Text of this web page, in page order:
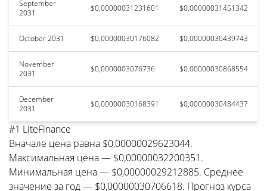
September
2031
$0,00000031231601 $0,00000031451342
October 2031 $0,00000030176082 $0,00000030439743
November
2031
$0,0000003076736 $0,00000030868554
December
2031
$0,00000030168391 $0,00000030484437
#1 LiteFinance
Вначале цена равна $0,00000029623044.
Максимальная цена — $0,00000032200351.
Минимальная цена — $0,00000029212885. Среднее
значение за год — $0,00000030706618. Прогноз курса